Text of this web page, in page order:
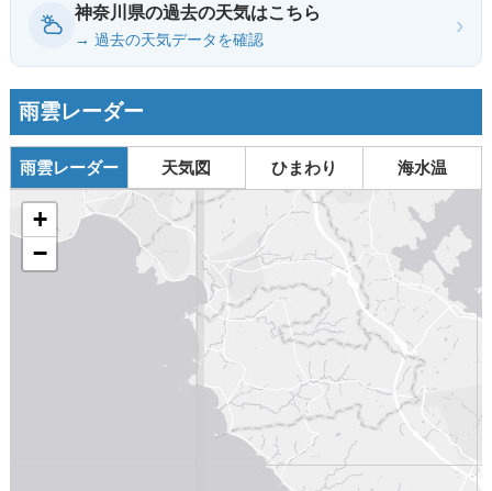
神奈川県の過去の天気はこちら
→ 過去の天気データを確認
›
雨雲レーダー
雨雲レーダー 天気図 ひまわり 海水温
+
−